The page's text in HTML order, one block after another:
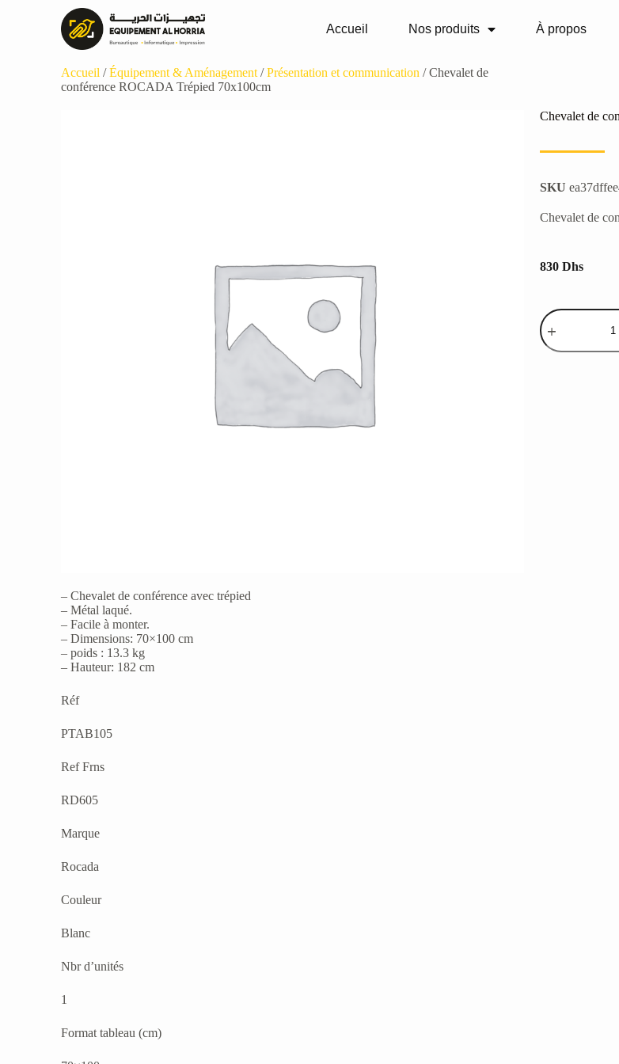
Accueil Nos produits À propos
Accueil /Équipement & Aménagement /Présentation et communication / Chevalet de
conférence ROCADA Trépied 70x100cm
Chevalet de
SKU
Chevalet de
830 Dhs
– Chevalet de conférence avec trépied
– Métal laqué.
– Facile à monter.
– Dimensions: 70×100 cm
– poids : 13.3 kg
– Hauteur: 182 cm
Réf
PTAB105
Ref Frns
RD605
Marque
Rocada
Couleur
Blanc
Nbr d’unités
1
Format tableau (cm)